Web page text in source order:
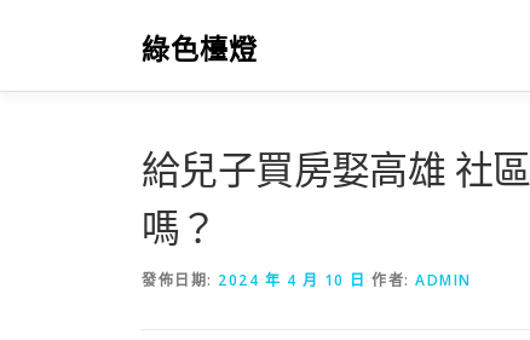
要
綠色檯燈
給兒子買房娶高雄 社
嗎？
發佈日期: 2024 年 4 月 10 日 作者: ADMIN